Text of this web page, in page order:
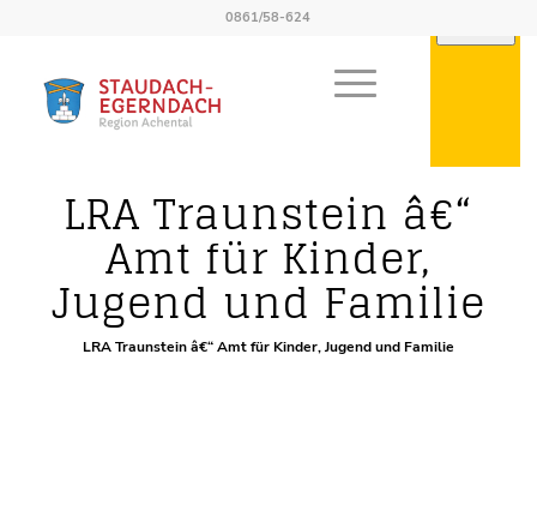
0861/58-624
LRA Traunstein â€“
Amt für Kinder,
Jugend und Familie
LRA Traunstein â€“ Amt für Kinder, Jugend und Familie